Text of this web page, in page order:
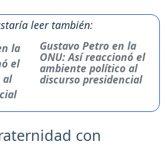
leer también:
Gustavo Petro en la
ONU: Así reaccionó el
ambiente político al
discurso presidencial
con